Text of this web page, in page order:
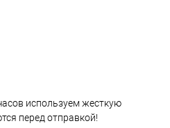
используем жесткую
перед отправкой!